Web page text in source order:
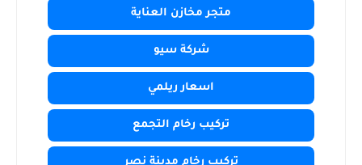
متجر مخازن العناية
شركة سيو
اسعار ريلمي
تركيب رخام التجمع
تركيب رخام مدينة نصر